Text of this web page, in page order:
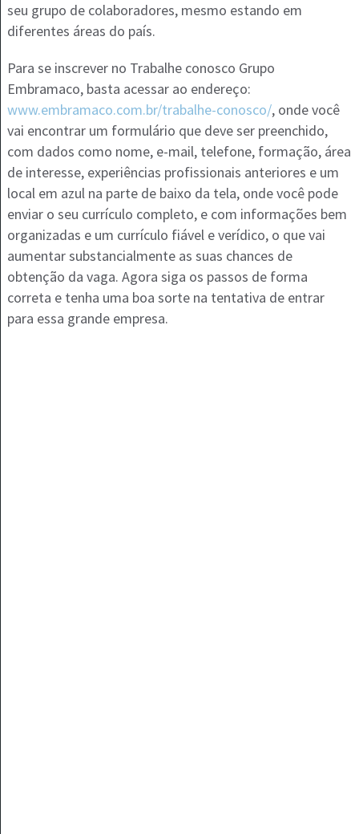
seu grupo de colaboradores, mesmo estando em
diferentes áreas do país.
Para se inscrever no Trabalhe conosco Grupo
Embramaco, basta acessar ao endereço:
www.embramaco.com.br/trabalhe-conosco/, onde você
vai encontrar um formulário que deve ser preenchido,
com dados como nome, e-mail, telefone, formação, área
de interesse, experiências profissionais anteriores e um
local em azul na parte de baixo da tela, onde você pode
enviar o seu currículo completo, e com informações bem
organizadas e um currículo fiável e verídico, o que vai
aumentar substancialmente as suas chances de
obtenção da vaga. Agora siga os passos de forma
correta e tenha uma boa sorte na tentativa de entrar
para essa grande empresa.